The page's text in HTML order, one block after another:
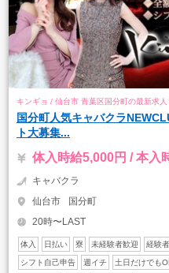
キンギョ / 仙台市 青葉区国分町の最新求人
国分町人気キャバクラ
ト大募集...
体入時給5,000円 / 本入
キャバクラ
仙台市
国分町
20時〜LAST
体入 日払い 寮 未経験者歓迎 経験
シフト自己申告 週イチ 土日だけでも